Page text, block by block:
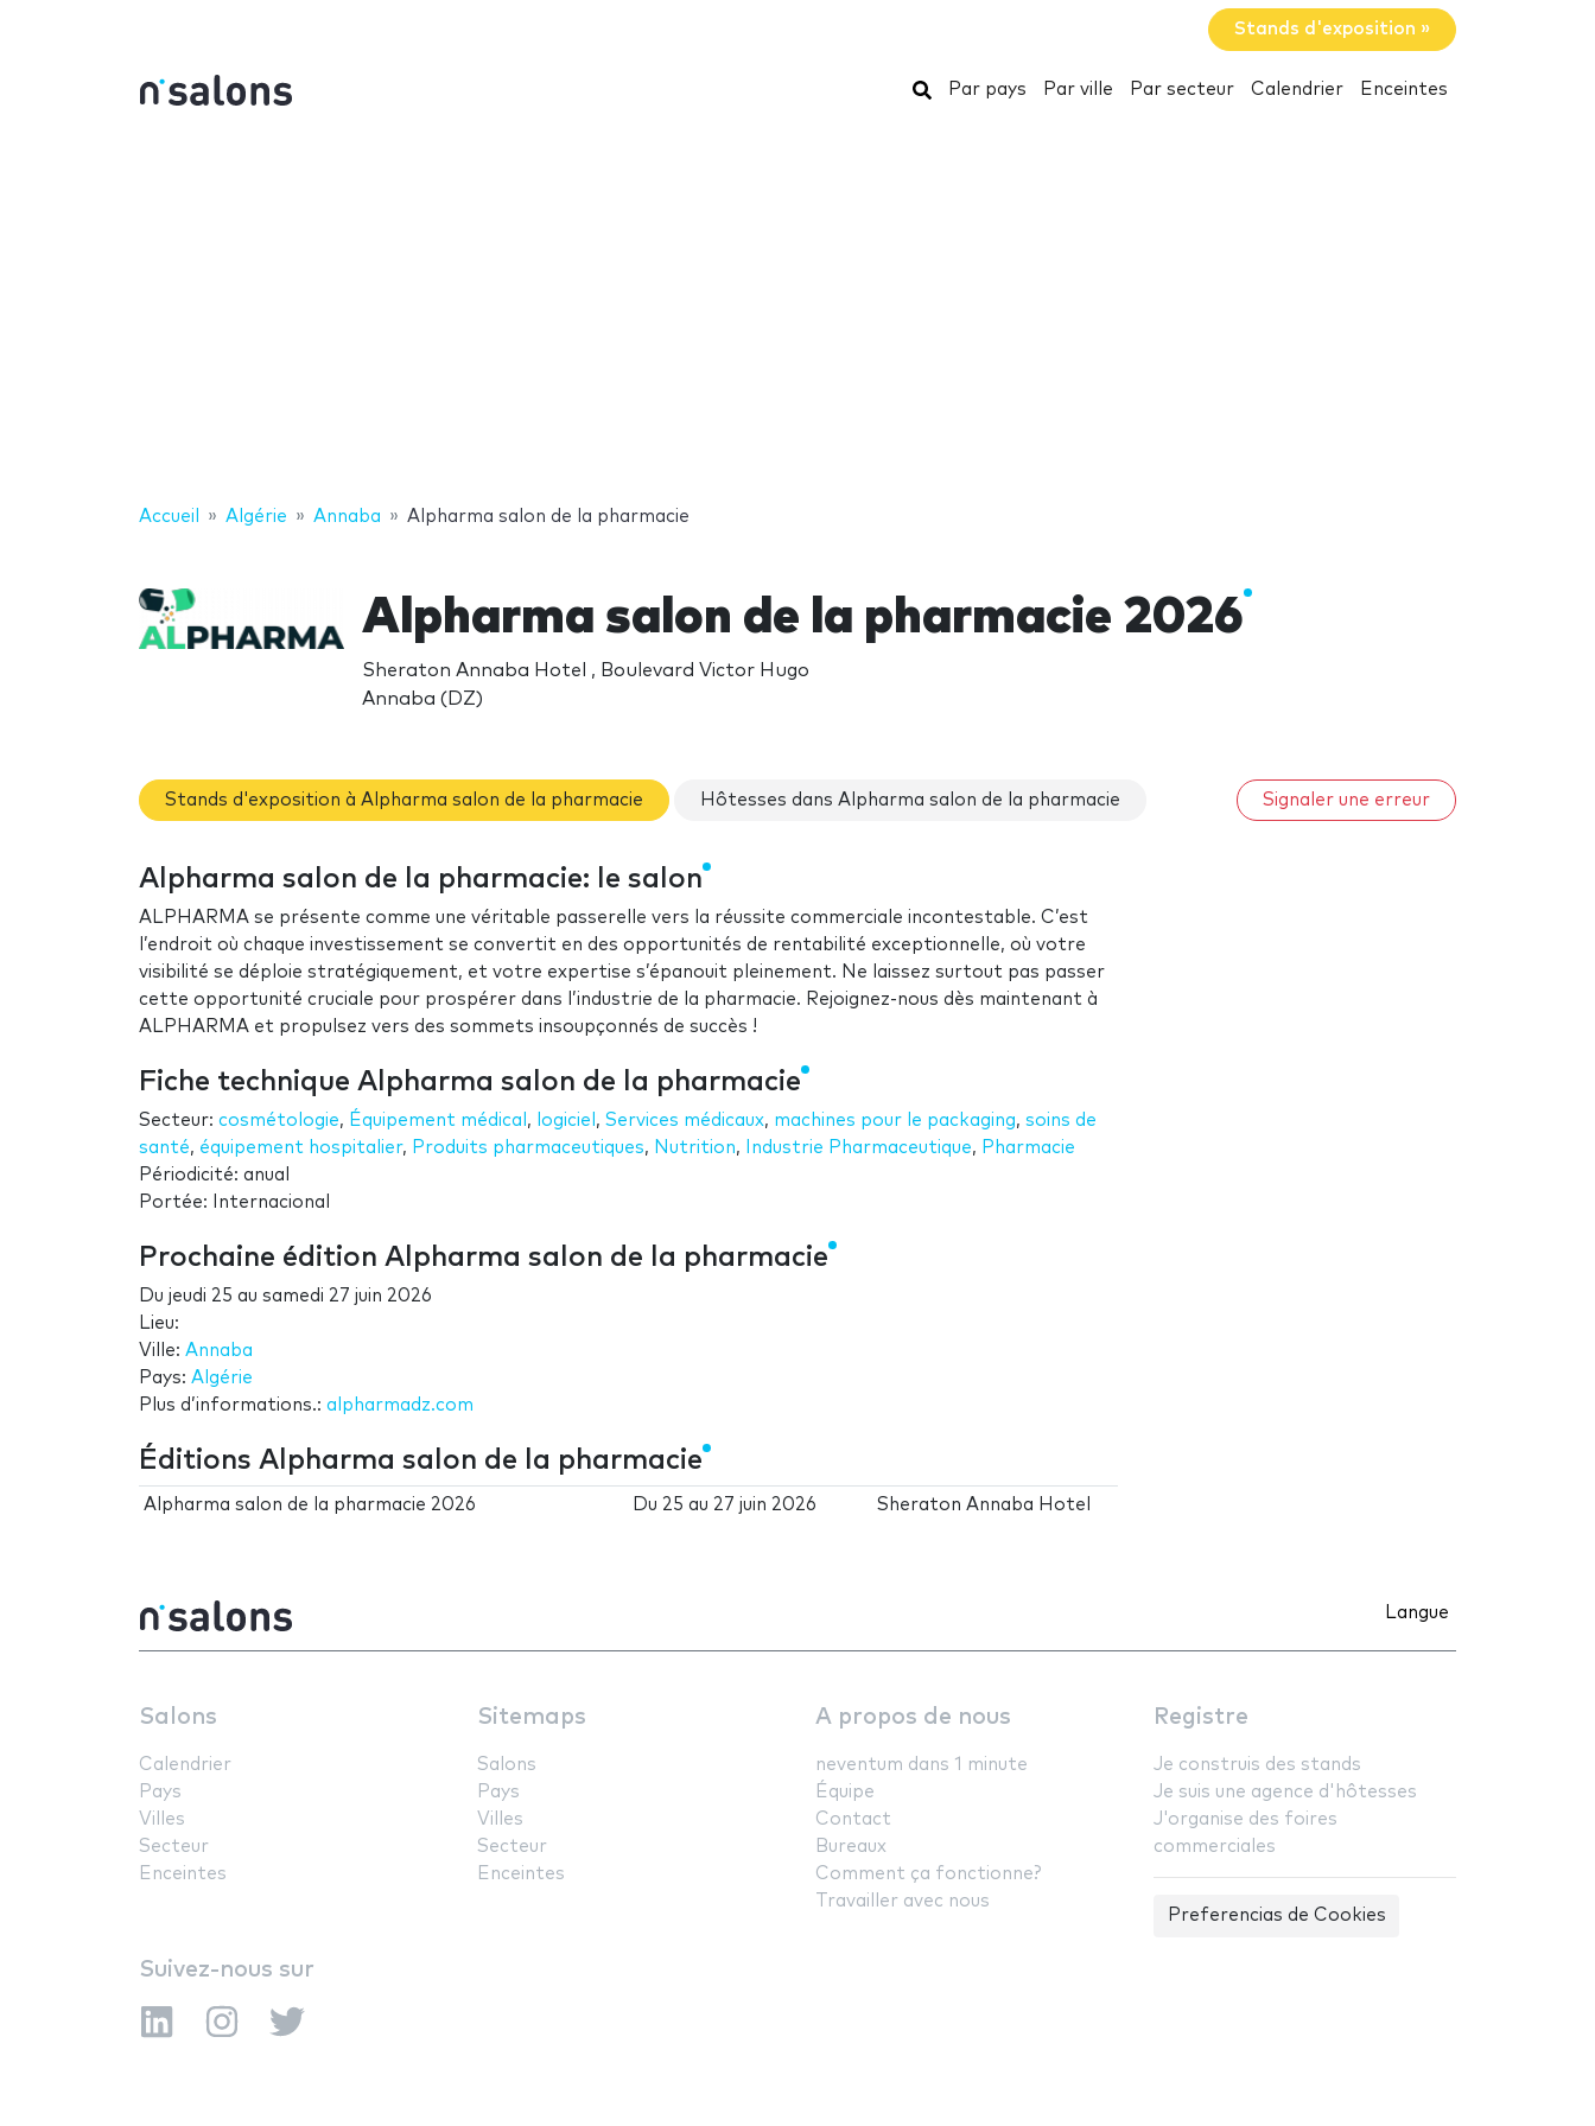
Stands d'exposition »
Rechercher
Par pays Par ville Par secteur Calendrier Enceintes
Accueil Algérie Annaba Alpharma salon de la pharmacie
Alpharma salon de la pharmacie 2026
Sheraton Annaba Hotel , Boulevard Victor Hugo
Annaba (DZ)
Stands d'exposition à Alpharma salon de la pharmacie Hôtesses dans Alpharma salon de la pharmacie Signaler une erreur
Alpharma salon de la pharmacie: le salon
ALPHARMA se présente comme une véritable passerelle vers la réussite commerciale incontestable. C’est
l’endroit où chaque investissement se convertit en des opportunités de rentabilité exceptionnelle, où votre
visibilité se déploie stratégiquement, et votre expertise s’épanouit pleinement. Ne laissez surtout pas passer
cette opportunité cruciale pour prospérer dans l’industrie de la pharmacie. Rejoignez-nous dès maintenant à
ALPHARMA et propulsez vers des sommets insoupçonnés de succès !
Fiche technique Alpharma salon de la pharmacie
Secteur: cosmétologie, Équipement médical , logiciel , Services médicaux, machines pour le packaging, soins de
santé, équipement hospitalier, Produits pharmaceutiques, Nutrition, Industrie Pharmaceutique, Pharmacie
Périodicité: anual
Portée: Internacional
Prochaine édition Alpharma salon de la pharmacie
Du jeudi 25 au samedi 27 juin 2026
Lieu:
Ville: Annaba
Pays: Algérie
Plus d’informations.: alpharmadz.com
Éditions Alpharma salon de la pharmacie
Alpharma salon de la pharmacie 2026 Du 25 au 27 juin 2026 Sheraton Annaba Hotel
Langue
Salons
Calendrier
Pays
Villes
Secteur
Enceintes
Sitemaps
Salons
Pays
Villes
Secteur
Enceintes
A propos de nous
neventum dans 1 minute
Équipe
Contact
Bureaux
Comment ça fonctionne?
Travailler avec nous
Registre
Je construis des stands
Je suis une agence d'hôtesses
J'organise des foires
commerciales
Preferencias de Cookies
Suivez-nous sur